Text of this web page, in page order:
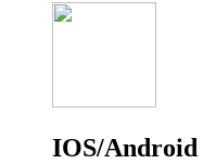
IOS/Android